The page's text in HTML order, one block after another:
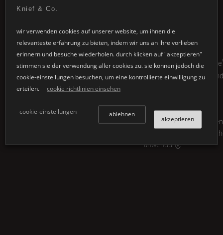
ganz gleich, ob es sich um ihre
oder um die gestaltung einer
persönlichen produktlinie handelt:
die vielfalt inForm , design und
farbe ist nahezu unerschöpflich.
nutzen sie unser know-how und
unsere fertigungskompetenz und
nach ihren ganz speziellen ideen
individuelle
produktentwicklung
implementiert unseren
kerngedanken.K | Stone
nicht nur atemberaubend
grenzenlose vielfalt an.
jedes produkt und
anwendung.
Knief & Co.
wir verwenden cookies auf unserer website, um ihnen die
relevanteste erfahrung zu bieten, indem wir uns an ihre vorlieben
erinnern und besuche wiederholen. durch klicken auf "akzeptieren"
stimmen sie der verwendung aller cookies zu. sie können jedoch die
cookie-einstellungen besuchen, um eine kontrollierte einwilligung zu
erteilen.
cookie richtlinien einsehen
cookie-einstellungen
akzeptieren
ablehnen